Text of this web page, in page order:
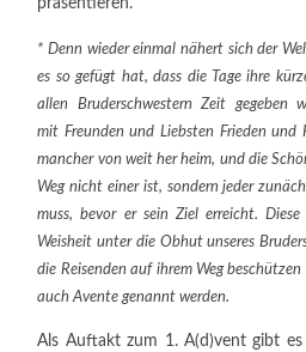
* Denn wieder einmal nähert sich der
es so gefügt hat, dass die Tage ihre
allen Bruderschwestern Zeit gegeben
mit Freunden und Liebsten Frieden
mancher von weit her heim, und die
Weg nicht einer ist, sondern jeder
muss, bevor er sein Ziel erreicht.
Weisheit unter die Obhut unseres
die Reisenden auf ihrem Weg
auch Avente genannt werden.
Als Auftakt zum 1. A(d)vent gibt